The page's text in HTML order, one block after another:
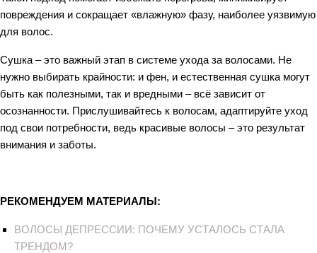
повреждения и сокращает «влажную» фазу, наиболее уязвимую
для волос.
Сушка – это важный этап в системе ухода за волосами. Не
нужно выбирать крайности: и фен, и естественная сушка могут
быть как полезными, так и вредными – всё зависит от
осознанности. Прислушивайтесь к волосам, адаптируйте уход
под свои потребности, ведь красивые волосы – это результат
внимания и заботы.
РЕКОМЕНДУЕМ МАТЕРИАЛЫ:
ВОЛОСЫ ДЕПРЕССИИ: ПОЧЕМУ УСТАЛОСЬ СТАЛА
ТРЕНДОМ?